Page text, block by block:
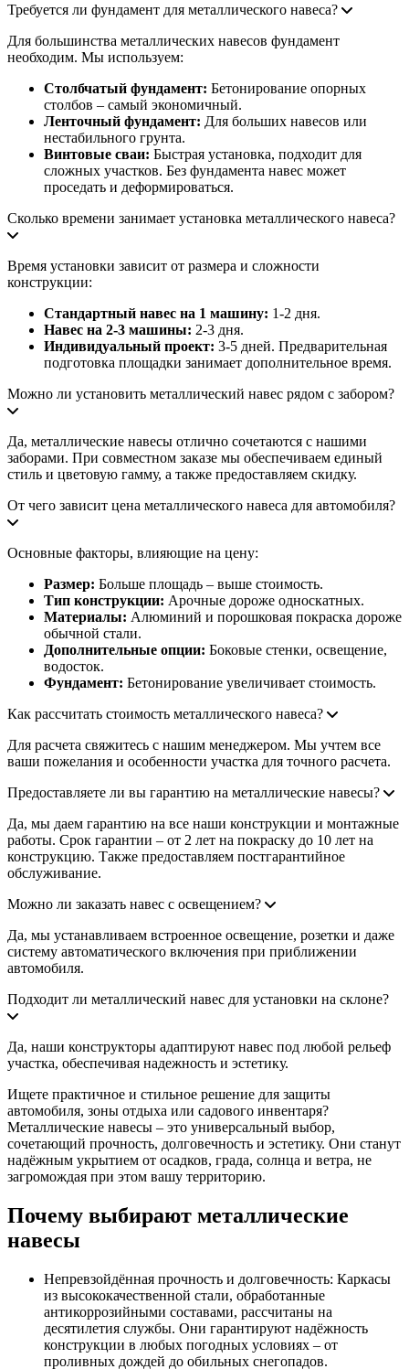
Требуется ли фундамент для металлического навеса?
Для большинства металлических навесов фундамент
необходим. Мы используем:
Столбчатый фундамент: Бетонирование опорных
столбов – самый экономичный.
Ленточный фундамент: Для больших навесов или
нестабильного грунта.
Винтовые сваи: Быстрая установка, подходит для
сложных участков. Без фундамента навес может
проседать и деформироваться.
Сколько времени занимает установка металлического навеса?
Время установки зависит от размера и сложности
конструкции:
Стандартный навес на 1 машину: 1-2 дня.
Навес на 2-3 машины: 2-3 дня.
Индивидуальный проект: 3-5 дней. Предварительная
подготовка площадки занимает дополнительное время.
Можно ли установить металлический навес рядом с забором?
Да, металлические навесы отлично сочетаются с нашими
заборами. При совместном заказе мы обеспечиваем единый
стиль и цветовую гамму, а также предоставляем скидку.
От чего зависит цена металлического навеса для автомобиля?
Основные факторы, влияющие на цену:
Размер: Больше площадь – выше стоимость.
Тип конструкции: Арочные дороже односкатных.
Материалы: Алюминий и порошковая покраска дороже
обычной стали.
Дополнительные опции: Боковые стенки, освещение,
водосток.
Фундамент: Бетонирование увеличивает стоимость.
Как рассчитать стоимость металлического навеса?
Для расчета свяжитесь с нашим менеджером. Мы учтем все
ваши пожелания и особенности участка для точного расчета.
Предоставляете ли вы гарантию на металлические навесы?
Да, мы даем гарантию на все наши конструкции и монтажные
работы. Срок гарантии – от 2 лет на покраску до 10 лет на
конструкцию. Также предоставляем постгарантийное
обслуживание.
Можно ли заказать навес с освещением?
Да, мы устанавливаем встроенное освещение, розетки и даже
систему автоматического включения при приближении
автомобиля.
Подходит ли металлический навес для установки на склоне?
Да, наши конструкторы адаптируют навес под любой рельеф
участка, обеспечивая надежность и эстетику.
Ищете практичное и стильное решение для защиты
автомобиля, зоны отдыха или садового инвентаря?
Металлические навесы – это универсальный выбор,
сочетающий прочность, долговечность и эстетику. Они станут
надёжным укрытием от осадков, града, солнца и ветра, не
загромождая при этом вашу территорию.
Почему выбирают металлические
навесы
Непревзойдённая прочность и долговечность: Каркасы
из высококачественной стали, обработанные
антикоррозийными составами, рассчитаны на
десятилетия службы. Они гарантируют надёжность
конструкции в любых погодных условиях – от
проливных дождей до обильных снегопадов.